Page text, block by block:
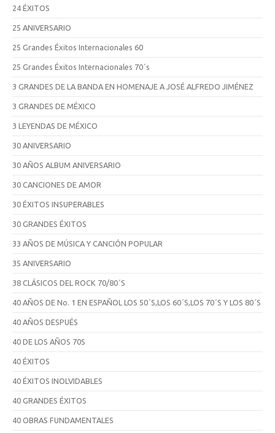
24 ÉXITOS
25 ANIVERSARIO
25 Grandes Éxitos Internacionales 60
25 Grandes Éxitos Internacionales 70´s
3 GRANDES DE LA BANDA EN HOMENAJE A JOSÉ ALFREDO JIMÉNEZ
3 GRANDES DE MÉXICO
3 LEYENDAS DE MÉXICO
30 ANIVERSARIO
30 AÑOS ALBUM ANIVERSARIO
30 CANCIONES DE AMOR
30 ÉXITOS INSUPERABLES
30 GRANDES ÉXITOS
33 AÑOS DE MÚSICA Y CANCIÓN POPULAR
35 ANIVERSARIO
38 CLÁSICOS DEL ROCK 70/80´S
40 AÑOS DE No. 1 EN ESPAÑOL LOS 50´S,LOS 60´S,LOS 70´S Y LOS 80´S
40 AÑOS DESPUÉS
40 DE LOS AÑOS 70S
40 ÉXITOS
40 ÉXITOS INOLVIDABLES
40 GRANDES ÉXITOS
40 OBRAS FUNDAMENTALES